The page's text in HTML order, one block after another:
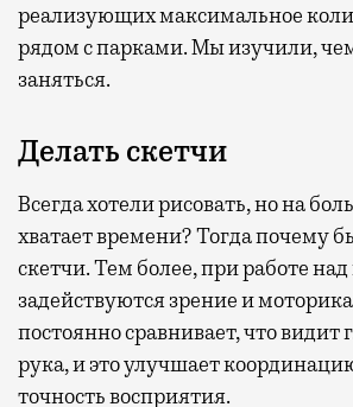
реализующих максимальное
рядом с парками. Мы изучили,
заняться.
Делать скетчи
Всегда хотели рисовать, но на
хватает времени? Тогда почему
скетчи. Тем более, при работе
задействуются зрение и
постоянно сравнивает, что видит
рука, и это улучшает
точность восприятия.